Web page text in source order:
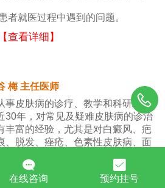
者就医过程中遇到的问题。
【查看详细】
梅 主任医师
事皮肤病的诊疗、教学和科研工作
30年，对常见及疑难皮肤病的诊治
丰富的经验，尤其是对白癜风、疤
、脱发、痤疮、色素性皮肤病、面
在线咨询 预约挂号